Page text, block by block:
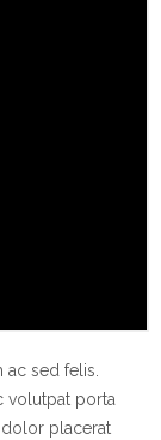
sed felis.
volutpat porta
placerat